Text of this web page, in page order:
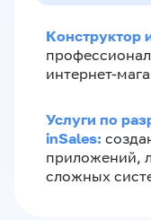
Конструктор
интернет-
Услуги по
inSales:
приложений,
сложных